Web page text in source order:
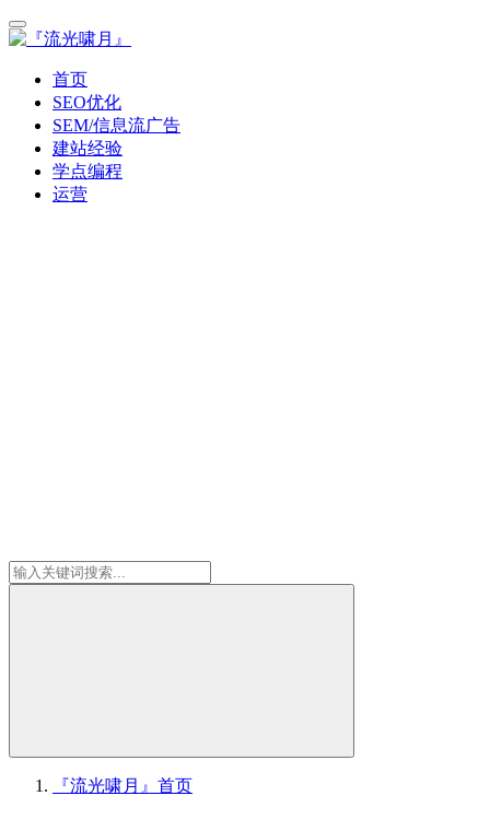
首页
SEO优化
SEM/信息流广告
建站经验
学点编程
运营
『流光啸月』 首页